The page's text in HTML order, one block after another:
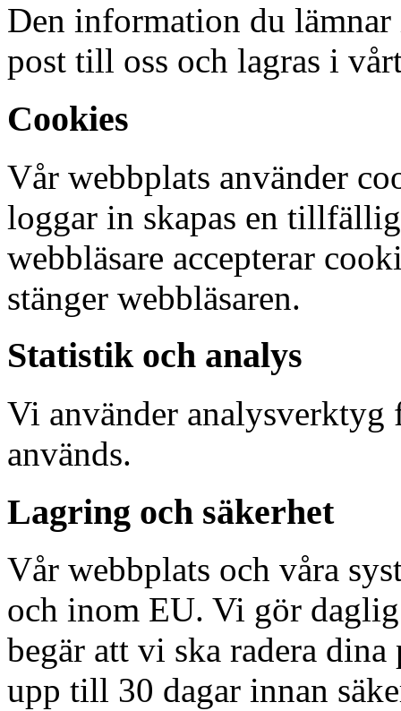
Den information du
post till oss och lagras i
Cookies
Vår webbplats använder
loggar in skapas en
webbläsare accepterar
stänger webbläsaren.
Statistik och analys
Vi använder
används.
Lagring och säkerhet
Vår webbplats och våra
och inom EU. Vi gör
begär att vi ska radera
upp till 30 dagar innan